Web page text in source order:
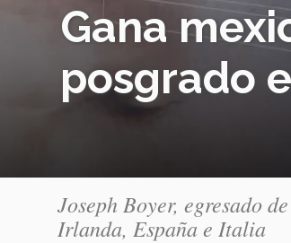
Gana
posgrado
Joseph Boyer, egresado
Irlanda, España e Italia